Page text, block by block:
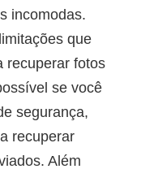
incomodas.
que
recuperar fotos
se você
segurança,
recuperar
Além